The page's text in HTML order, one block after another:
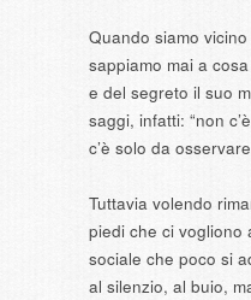
Quando siamo
sappiamo mai a
e del segreto il suo
saggi, infatti: “non
c’è solo da
Tuttavia volendo
piedi che ci vogliono
sociale che poco si
al silenzio, al buio,